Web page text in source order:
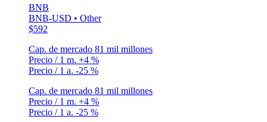
BNB
BNB-USD • Other
$592
Cap. de mercado 81 mil millones
Precio / 1 m. +4 %
Precio / 1 a. -25 %
Cap. de mercado 81 mil millones
Precio / 1 m. +4 %
Precio / 1 a. -25 %